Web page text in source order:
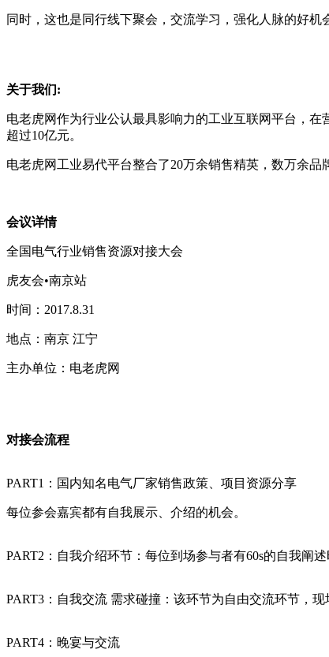
同时，这也是同行线下聚会，交流学习，强化人脉的好机
关于我们:
电老虎网作为行业公认最具影响力的工业互联网平台，
超过10亿元。
电老虎网工业易代平台整合了20万余销售精英，数万余
会议详情
全国电气行业销售资源对接大会
虎友会•南京站
时间：2017.8.31
地点：南京 江宁
主办单位：电老虎网
对接会流程
PART1：国内知名电气厂家销售政策、项目资源分享
每位参会嘉宾都有自我展示、介绍的机会。
PART2：自我介绍环节：每位到场参与者有60s的自我阐
PART3：自我交流 需求碰撞：该环节为自由交流环节，
PART4：晚宴与交流